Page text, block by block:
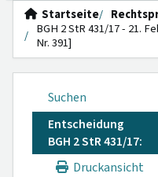
Startseite
BGH 2 StR 431/17 - 21.
Nr. 391]
Suchen
Entscheidung
BGH 2 StR 431/17:
Druckansicht